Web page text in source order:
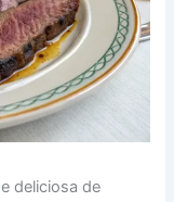
deliciosa de